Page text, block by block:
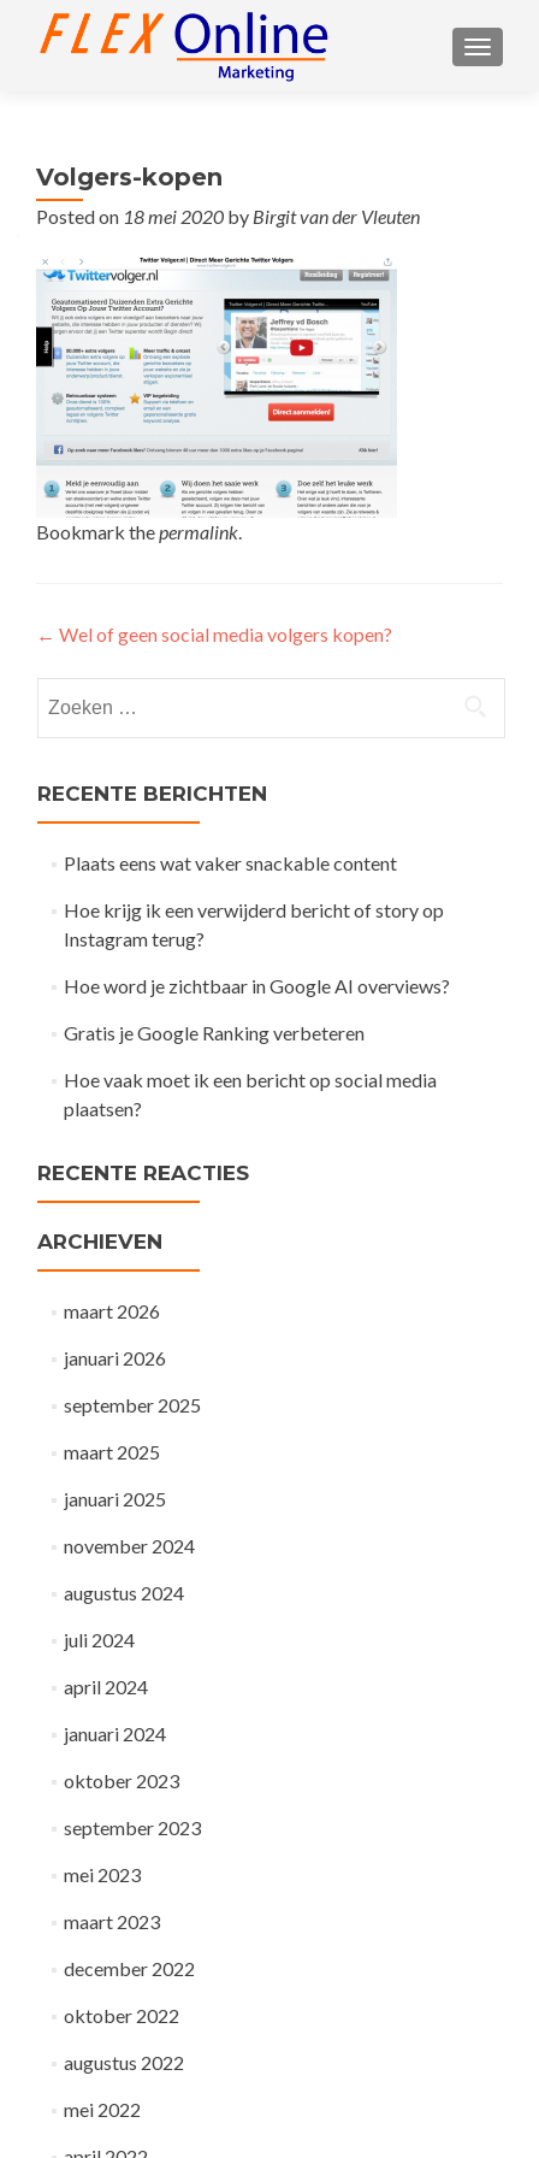
Volgers-kopen
Posted on 18 mei 2020 by Birgit van der Vleuten
Bookmark thepermalink.
Post
navigation
← Wel of geen social media volgers kopen?
naar:
RECENTE BERICHTEN
Plaats eens wat vaker snackable content
Hoe krijg ik een verwijderd bericht of story op
Instagram terug?
Hoe word je zichtbaar in Google AI overviews?
Gratis je Google Ranking verbeteren
Hoe vaak moet ik een bericht op social media
plaatsen?
RECENTE REACTIES
ARCHIEVEN
maart 2026
januari 2026
september 2025
maart 2025
januari 2025
november 2024
augustus 2024
juli 2024
april 2024
januari 2024
oktober 2023
september 2023
mei 2023
maart 2023
december 2022
oktober 2022
augustus 2022
mei 2022